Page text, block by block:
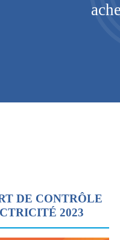
DE CONTRÔLE
2023